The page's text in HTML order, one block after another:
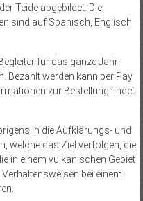
Teide abgebildet. Die
sind auf Spanisch, Englisch
für das ganze Jahr
Bezahlt werden kann per Pay
zur Bestellung findet
in die Aufklärungs- und
welche das Ziel verfolgen, die
in einem vulkanischen Gebiet
bei einem